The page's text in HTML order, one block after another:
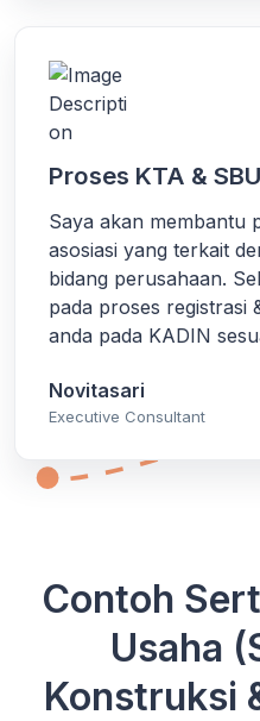
Proses KTA & SBU
Saya akan membantu
asosiasi yang terkait
bidang perusahaan.
pada proses registrasi
anda pada KADIN
Novitasari
Executive Consultant
Contoh
Usaha
Konstruksi